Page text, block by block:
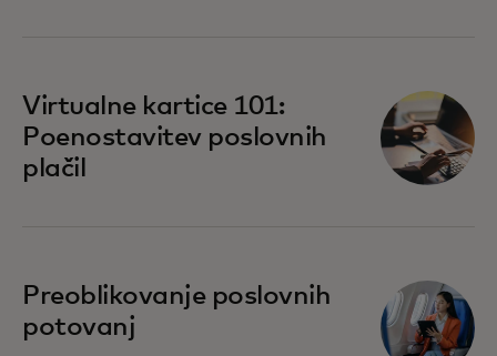
Virtualne kartice 101:
Poenostavitev poslovnih
plačil
Preoblikovanje poslovnih
potovanj